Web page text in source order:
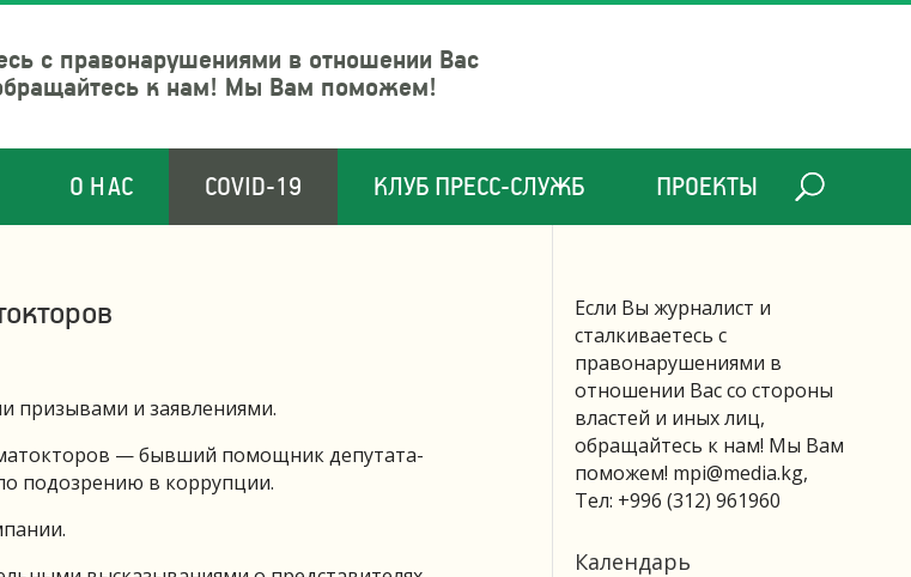
с правонарушениями в отношении Вас
к нам! Мы Вам поможем!
О НАС COVID-19 КЛУБ ПРЕСС-СЛУЖБ ПРОЕКТЫ
призывами и заявлениями.
— бывший помощник депутата-
подозрению в коррупции.
Если Вы журналист и
сталкиваетесь с
правонарушениями в
отношении Вас со стороны
властей и иных лиц,
обращайтесь к нам! Мы Вам
поможем! mpi@media.kg,
Тел: +996 (312) 961960
Календарь